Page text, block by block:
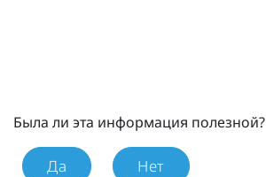
Была ли эта информация полезной?
Да Нет